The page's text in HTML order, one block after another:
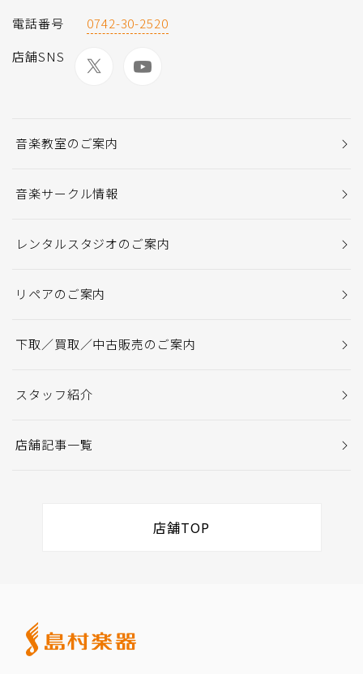
電話番号
0742-30-2520
店舗SNS
音楽教室のご案内
音楽サークル情報
レンタルスタジオのご案内
リペアのご案内
下取／買取／中古販売のご案内
スタッフ紹介
店舗記事一覧
店舗TOP